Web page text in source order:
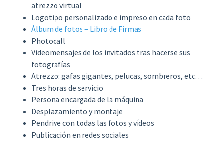
atrezzo virtual
Logotipo personalizado e impreso en cada foto
Álbum de fotos – Libro de Firmas
Photocall
Videomensajes de los invitados tras hacerse sus
fotografías
Atrezzo: gafas gigantes, pelucas, sombreros, etc…
Tres horas de servicio
Persona encargada de la máquina
Desplazamiento y montaje
Pendrive con todas las fotos y vídeos
Publicación en redes sociales